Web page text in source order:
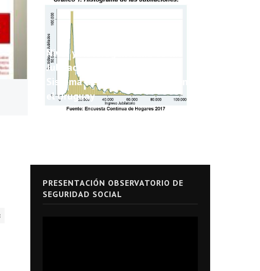
Nivel y Heterogeneidad de las
Jubilaciones y Pensiones del
Sistema de Seguridad Social en
el Uruguay
PRESENTACIÓN OBSERVATORIO DE
SEGURIDAD SOCIAL